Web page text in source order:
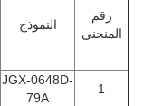
رقم
المنحنى
النموذج
JGX-0648D-
79A